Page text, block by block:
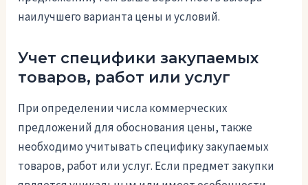
наилучшего варианта цены и условий.
Учет специфики закупаемых
товаров, работ или услуг
При определении числа коммерческих
предложений для обоснования цены, также
необходимо учитывать специфику закупаемых
товаров, работ или услуг. Если предмет закупки